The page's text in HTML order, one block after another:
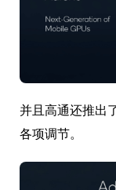
并且高通还推出
各项调节。